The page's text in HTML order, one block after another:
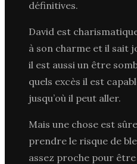
définitives.
David est
à son charme et il sait
il est aussi un être
quels excès il est
jusqu’où il peut aller.
Mais une chose est
prendre le risque de
assez proche pour être